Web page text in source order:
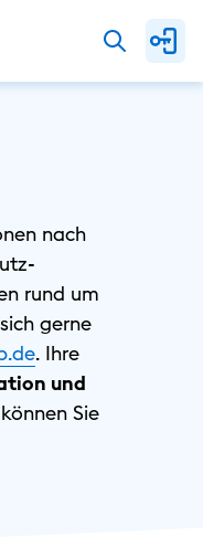
nach
rund um
gerne
. Ihre
und
können Sie